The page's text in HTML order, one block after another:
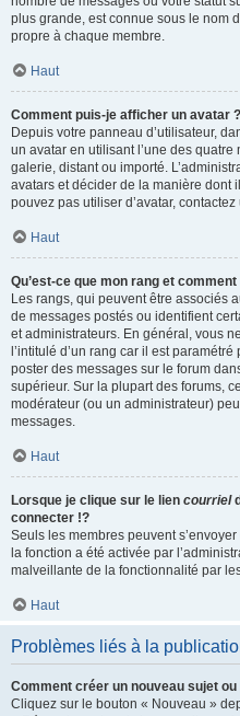
plus grande, est connue sous le nom
propre à chaque membre.
Haut
Comment puis-je afficher un avatar ?
Depuis votre panneau d’utilisateur,
un avatar en utilisant l’une des quatre
galerie, distant ou importé.
avatars et décider de la manière dont
pouvez pas utiliser d’avatar,
Haut
Qu’est-ce que mon rang et
Les rangs, qui peuvent être associés
de messages postés ou identifient
et administrateurs. En général, vous
l’intitulé d’un rang car il est
poster des messages sur le forum
supérieur. Sur la plupart des forums,
modérateur (ou un administrateur)
messages.
Haut
Lorsque je clique sur le lien courriel
connecter !?
Seuls les membres peuvent
la fonction a été activée par
malveillante de la fonctionnalité par
Haut
Problèmes liés à la
Comment créer un nouveau sujet
Cliquez sur le bouton « Nouveau »